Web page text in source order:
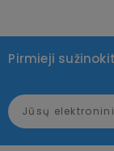
Pirmieji